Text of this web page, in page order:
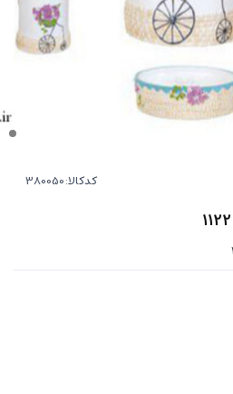
کدکالا: